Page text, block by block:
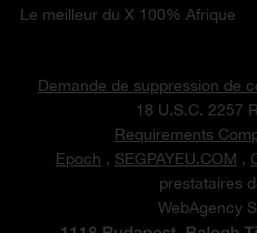
Le meilleur du X 100% Afrique
Demande de suppression de
18 U.S.C. 2257
Requirements
Epoch , SEGPAYEU.COM ,
prestataires
WebAgency